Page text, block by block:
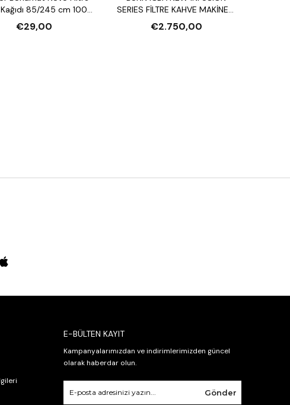
85/245 cm 1000
Adet
€29,00
SERIES FİLTRE KAHVE MAKİNESİ
VE 5.7L GEN3 TF SERVER HAZNE
€2.750,00
E-BÜLTEN KAYIT
Kampanyalarımızdan ve indirimlerimizden güncel
olarak haberdar olun.
Gönder